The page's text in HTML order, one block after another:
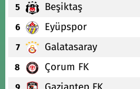
5 Beşiktaş
6 Eyüpspor
7 Galatasaray
8 Çorum FK